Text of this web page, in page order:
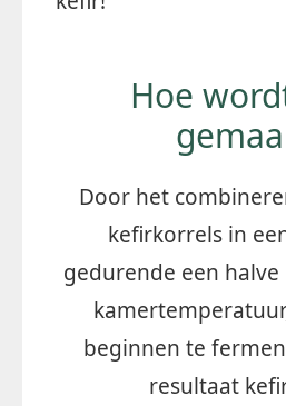
Hoe
Door het
kefirkorrels in
gedurende een
beginnen te
resultaat